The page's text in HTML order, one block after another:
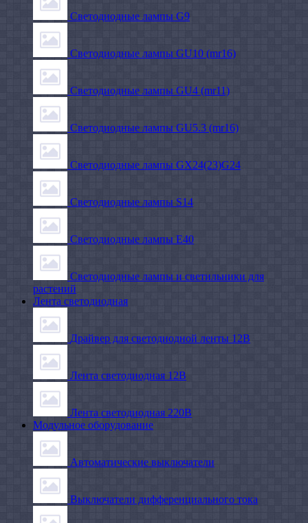
Светодиодные лампы G9
Светодиодные лампы GU10 (mr16)
Светодиодные лампы GU4 (mr11)
Светодиодные лампы GU5.3 (mr16)
Светодиодные лампы GX24(23)G24
Светодиодные лампы S14
Светодиодные лампы Е40
Светодиодные лампы и светильники для
растений
Лента светодиодная
Драйвер для светодиодной ленты 12В
Лента светодиодная 12В
Лента светодиодная 220В
Модульное оборудование
Автоматические выключатели
Выключатели дифференциального тока